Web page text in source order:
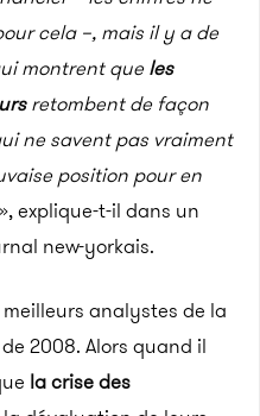
cela –, mais il y a de
montrent queles
retombent de façon
ne savent pas vraiment
position pour en
», explique-t-il dans un
new-yorkais.
analystes de la
2008. Alors quand il
la crise des